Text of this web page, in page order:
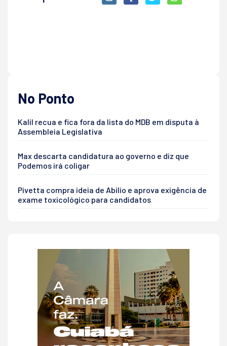
No Ponto
Kalil recua e fica fora da lista do MDB em disputa à
Assembleia Legislativa
Max descarta candidatura ao governo e diz que
Podemos irá coligar
Pivetta compra ideia de Abilio e aprova exigência de
exame toxicológico para candidatos